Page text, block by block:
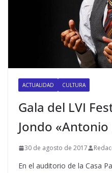
ACTUALIDAD CULTURA
Gala del LVI
Jondo
30 de agosto de 2017
En el auditorio de la Casa